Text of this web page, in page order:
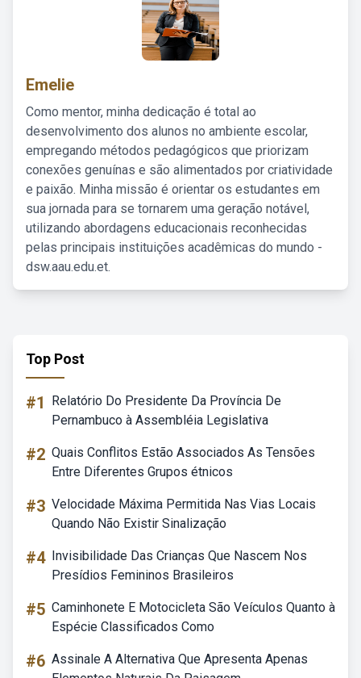
Emelie
Como mentor, minha dedicação é total ao
desenvolvimento dos alunos no ambiente escolar,
empregando métodos pedagógicos que priorizam
conexões genuínas e são alimentados por criatividade
e paixão. Minha missão é orientar os estudantes em
sua jornada para se tornarem uma geração notável,
utilizando abordagens educacionais reconhecidas
pelas principais instituições acadêmicas do mundo -
dsw.aau.edu.et.
Top Post
#1
Relatório Do Presidente Da Província De
Pernambuco à Assembléia Legislativa
#2 Quais Conflitos Estão Associados As Tensões
Entre Diferentes Grupos étnicos
#3 Velocidade Máxima Permitida Nas Vias Locais
Quando Não Existir Sinalização
#4 Invisibilidade Das Crianças Que Nascem Nos
Presídios Femininos Brasileiros
#5 Caminhonete E Motocicleta São Veículos Quanto à
Espécie Classificados Como
#6 Assinale A Alternativa Que Apresenta Apenas